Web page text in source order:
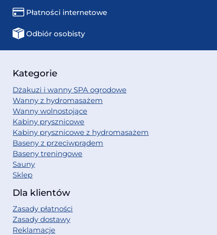
Płatności internetowe
Odbiór osobisty
Kategorie
Dżakuzi i wanny SPA ogrodowe
Wanny z hydromasażem
Wanny wolnostojące
Kabiny prysznicowe
Kabiny prysznicowe z hydromasażem
Baseny z przeciwprądem
Baseny treningowe
Sauny
Sklep
Dla klientów
Zasady płatności
Zasady dostawy
Reklamacje